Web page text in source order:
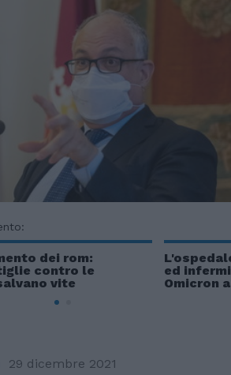
dei rom:
contro le
vite
ed
Omicron
29 dicembre 2021